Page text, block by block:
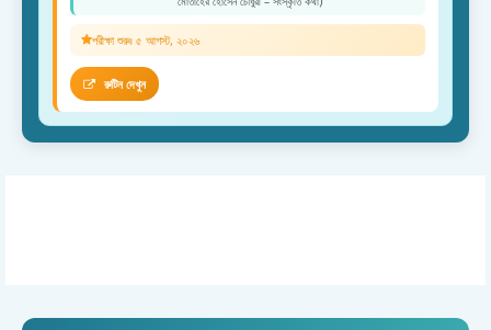
পরীক্ষা শুরুঃ ৫ আগস্ট, ২০২৬
রুটিন দেখুন